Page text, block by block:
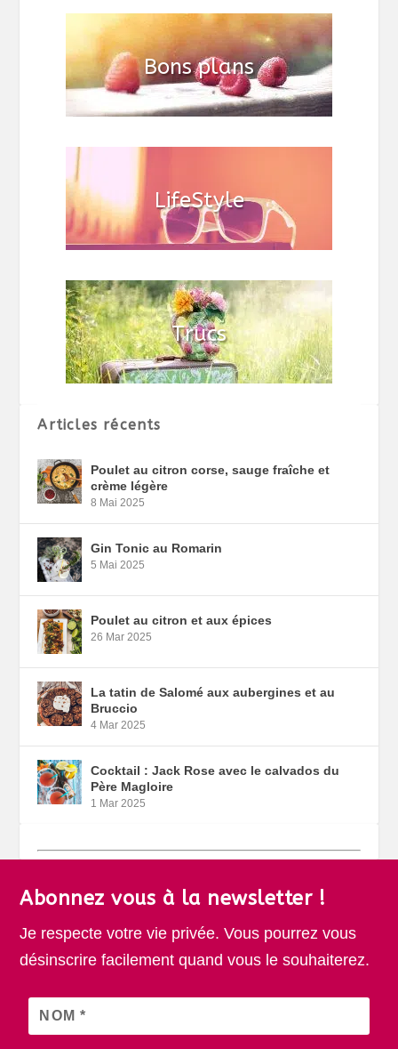
Articles récents
Poulet au citron corse, sauge fraîche et
crème légère
8 Mai 2025
Gin Tonic au Romarin
5 Mai 2025
Poulet au citron et aux épices
26 Mar 2025
La tatin de Salomé aux aubergines et au
Bruccio
4 Mar 2025
Cocktail : Jack Rose avec le calvados du
Père Magloire
1 Mar 2025
Abonnez vous à la newsletter !
Je respecte votre vie privée. Vous pourrez vous
désinscrire facilement quand vous le souhaiterez.